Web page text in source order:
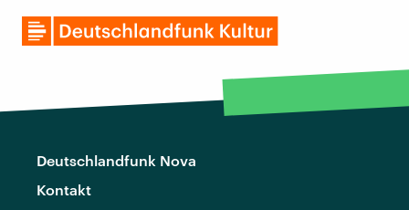
Deutschlandfunk Nova
Kontakt